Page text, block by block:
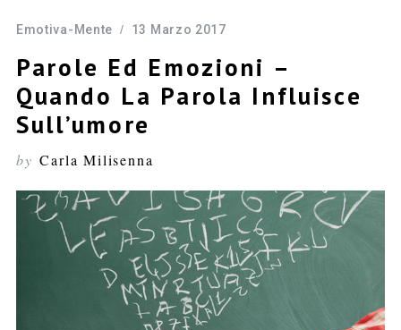
Emotiva-Mente 13 Marzo 2017
Parole Ed Emozioni –
Quando La Parola Influisce
Sull’umore
by Carla Milisenna